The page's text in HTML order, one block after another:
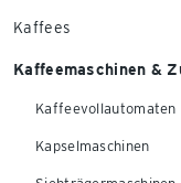
Kaffees
Kaffeemaschinen &
Kaffeevollautomaten
Kapselmaschinen